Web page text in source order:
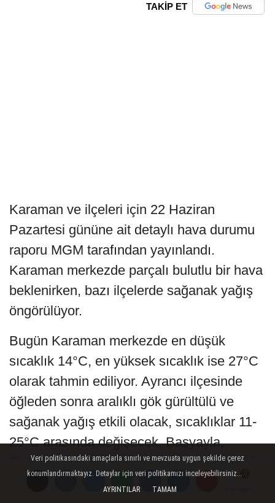
TAKİP ET
Karaman ve ilçeleri için 22 Haziran
Pazartesi gününe ait detaylı hava durumu
raporu MGM tarafından yayınlandı.
Karaman merkezde parçalı bulutlu bir hava
beklenirken, bazı ilçelerde sağanak yağış
öngörülüyor.
Bugün Karaman merkezde en düşük
sıcaklık 14°C, en yüksek sıcaklık ise 27°C
olarak tahmin ediliyor. Ayrancı ilçesinde
öğleden sonra aralıklı gök gürültülü ve
sağanak yağış etkili olacak, sıcaklıklar 11-
25°C arasında değişecek. Başyayla,
Ermenek, Kazımkarabekir ve Sarıveliler'de
ise parçalı ve az bulutlu bir gün yaşanacak.
Veri politikasındaki amaçlarla sınırlı ve mevzuata uygun şekilde çerez
konumlandırmaktayız. Detaylar için veri politikamızı inceleyebilirsiniz...
AYRINTILAR
TAMAM